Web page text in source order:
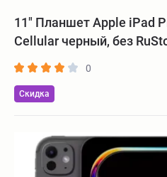
11" Планшет Apple iPad
Cellular черный, без
0
Скидка